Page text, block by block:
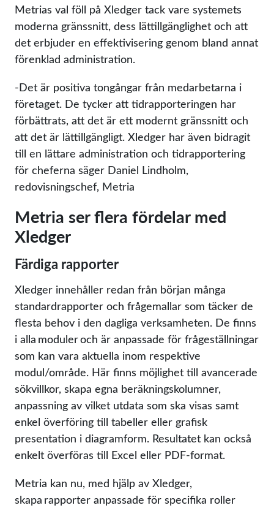
Metrias val föll på Xledger tack vare systemets
moderna gränssnitt, dess lättillgänglighet och att
det erbjuder en effektivisering genom bland annat
förenklad administration.
-Det är positiva tongångar från medarbetarna i
företaget. De tycker att tidrapporteringen har
förbättrats, att det är ett modernt gränssnitt och
att det är lättillgängligt. Xledger har även bidragit
till en lättare administration och tidrapportering
för cheferna säger Daniel Lindholm,
redovisningschef, Metria
Metria ser flera fördelar med
Xledger
Färdiga rapporter
Xledger innehåller redan från början många
standardrapporter och frågemallar som täcker de
flesta behov i den dagliga verksamheten. De finns
i alla moduler och är anpassade för frågeställningar
som kan vara aktuella inom respektive
modul/område. Här finns möjlighet till avancerade
sökvillkor, skapa egna beräkningskolumner,
anpassning av vilket utdata som ska visas samt
enkel överföring till tabeller eller grafisk
presentation i diagramform. Resultatet kan också
enkelt överföras till Excel eller PDF-format.
Metria kan nu, med hjälp av Xledger,
skapa rapporter anpassade för specifika roller